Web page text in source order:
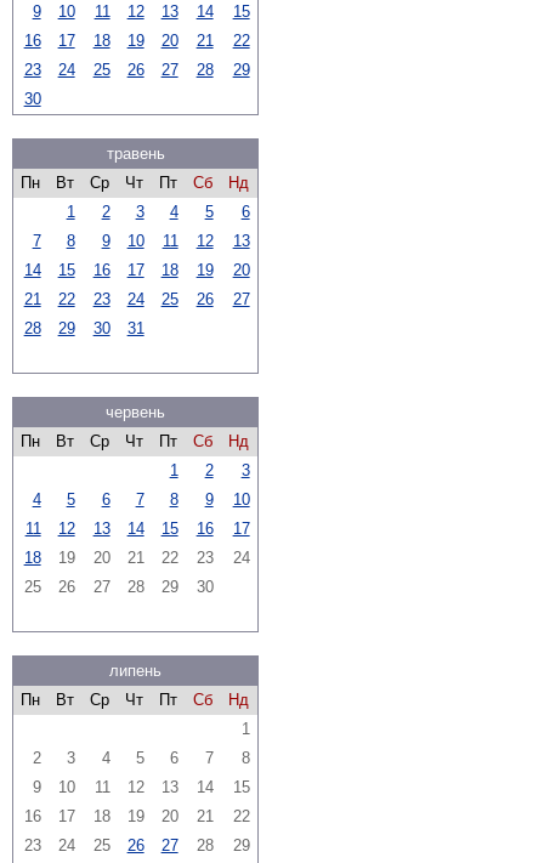
9
10 11 12 13 14
15
16
17 18 19 20 21
22
23
24 25 26 27 28
29
30
травень
Пн
Вт Ср Чт Пт Сб
Нд
1
2 3 4 5
6
7
8 9 10 11 12
13
14
15 16 17 18 19
20
21
22 23 24 25 26
27
28
29 30 31
червень
Пн
Вт Ср Чт Пт Сб
Нд
1
2
3
4
5 6 7 8 9
10
11
12 13 14 15 16
17
18
19 20 21 22 23
24
25
26 27 28 29 30
липень
Пн
Вт Ср Чт Пт Сб
Нд
1
2
3 4 5 6 7
8
9
10 11 12 13 14
15
16
17 18 19 20 21
22
23
24 25 26 27 28
29